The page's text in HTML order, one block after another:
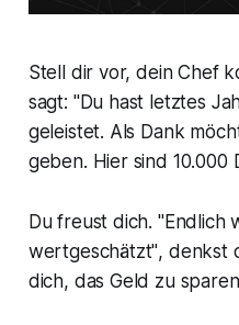
Stell dir vor, dein Chef
sagt: "Du hast letztes
geleistet. Als Dank
geben. Hier sind 10.000
Du freust dich. "Endlich
wertgeschätzt", denkst
dich, das Geld zu